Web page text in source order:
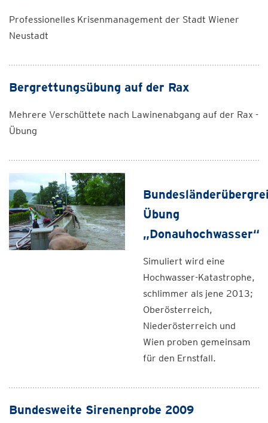
Professionelles Krisenmanagement der Stadt Wiener
Neustadt
Bergrettungsübung auf der Rax
Mehrere Verschüttete nach Lawinenabgang auf der Rax -
Übung
Übung
„Donauhochwasser“
Simuliert wird eine
Hochwasser-Katastrophe,
schlimmer als jene 2013;
Oberösterreich,
Niederösterreich und
Wien proben gemeinsam
für den Ernstfall.
Bundesweite Sirenenprobe 2009